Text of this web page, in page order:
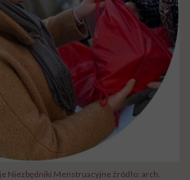
Niezbędniki Menstruacyjne źródło: arch.